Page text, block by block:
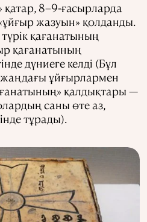
қатар, 8–9-ғасырларда
жазуын» қолданды.
қағанатының
қағанатының
дүниеге келді (Бұл
ұйғырлармен
қалдықтары —
саны өте аз,
тұрады).